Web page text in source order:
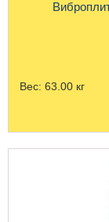
Вес: 63.00 кг